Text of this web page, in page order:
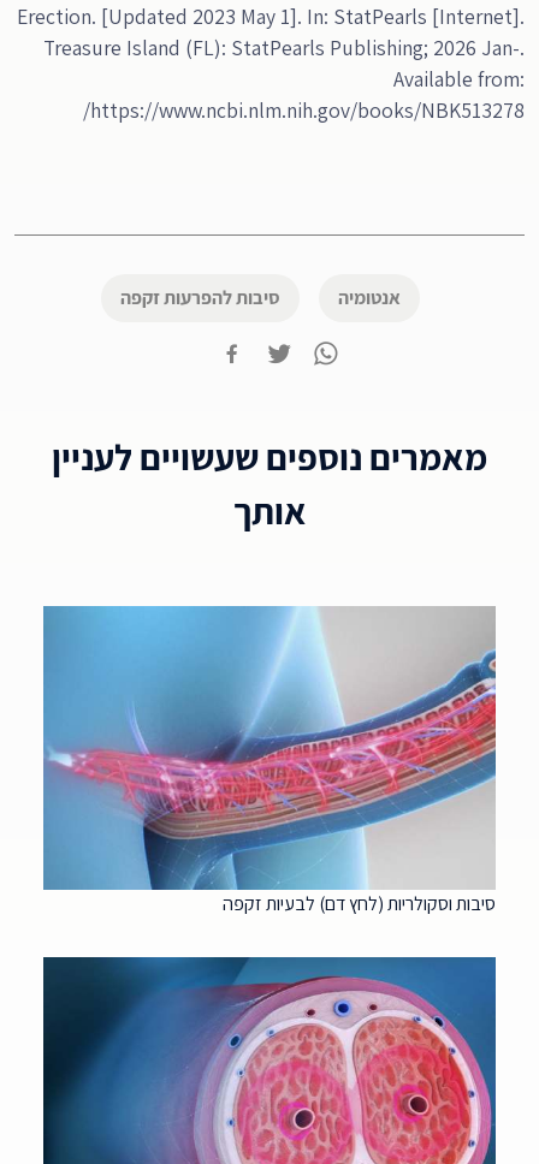
Erection. [Updated 2023 May 1]. In: StatPearls [Internet].
Treasure Island (FL): StatPearls Publishing; 2026 Jan-.
Available from:
https://www.ncbi.nlm.nih.gov/books/NBK513278/
אנטומיה סיבות להפרעות זקפה
מאמרים נוספים שעשויים לעניין
אותך
סיבות וסקולריות (לחץ דם) לבעיות זקפה